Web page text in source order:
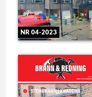
NR 04-2023